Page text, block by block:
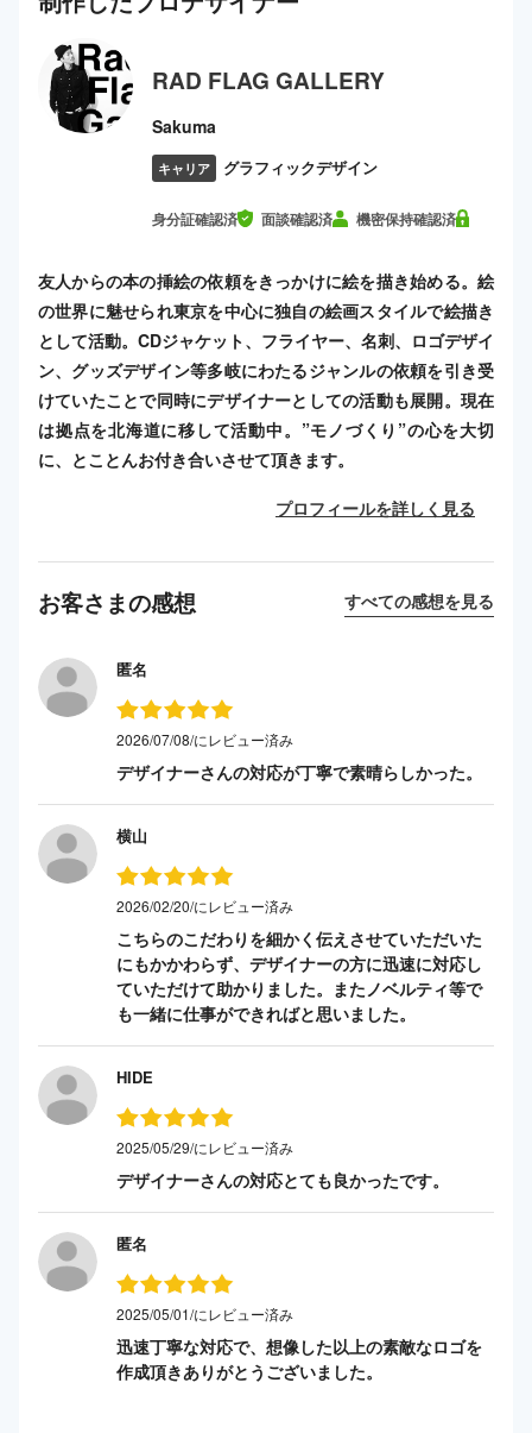
RAD FLAG GALLERY
Sakuma
キャリア グラフィックデザイン
身分証確認済 面談確認済 機密保持確認済
友人からの本の挿絵の依頼をきっかけに絵を描き始める。絵
の世界に魅せられ東京を中心に独自の絵画スタイルで絵描き
として活動。CDジャケット、フライヤー、名刺、ロゴデザイ
ン、グッズデザイン等多岐にわたるジャンルの依頼を引き受
けていたことで同時にデザイナーとしての活動も展開。現在
は拠点を北海道に移して活動中。”モノづくり”の心を大切
に、とことんお付き合いさせて頂きます。
プロフィールを詳しく見る
お客さまの感想 すべての感想を見る
匿名
2026/07/08/にレビュー済み
デザイナーさんの対応が丁寧で素晴らしかった。
横山
2026/02/20/にレビュー済み
こちらのこだわりを細かく伝えさせていただいた
にもかかわらず、デザイナーの方に迅速に対応し
ていただけて助かりました。またノベルティ等で
も一緒に仕事ができればと思いました。
HIDE
2025/05/29/にレビュー済み
デザイナーさんの対応とても良かったです。
匿名
2025/05/01/にレビュー済み
迅速丁寧な対応で、想像した以上の素敵なロゴを
作成頂きありがとうございました。